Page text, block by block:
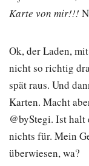
Karte von mir!!!
Ok, der Laden,
nicht so richtig
spät raus. Und
Karten. Macht
@byStegi. Ist
nichts für. Mein
überwiesen, wa?